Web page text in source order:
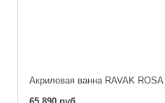
Акриловая ванна RAVAK